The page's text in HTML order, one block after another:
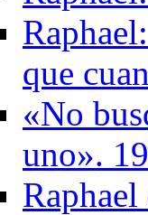
que
«No
uno».